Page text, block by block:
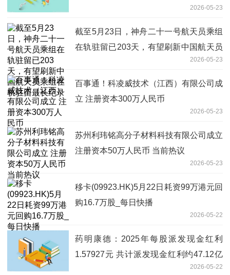
2026-05-23
截至5月23日，神舟二十一号航天员乘组
在轨驻留已203天，有望刷新中国航天员
2026-05-23
百事通！科凌威技术（江西）有限公司成
立 注册资本300万人民币
2026-05-23
苏州利玮铭高分子材料科技有限公司成立
注册资本50万人民币 当前热议
2026-05-23
移卡(09923.HK)5月22日耗资99万港元回
购16.7万股_每日快播
2026-05-22
药明康德：2025年每股派发现金红利
1.57927元 共计派发现金红利约47.12亿
2026-05-22